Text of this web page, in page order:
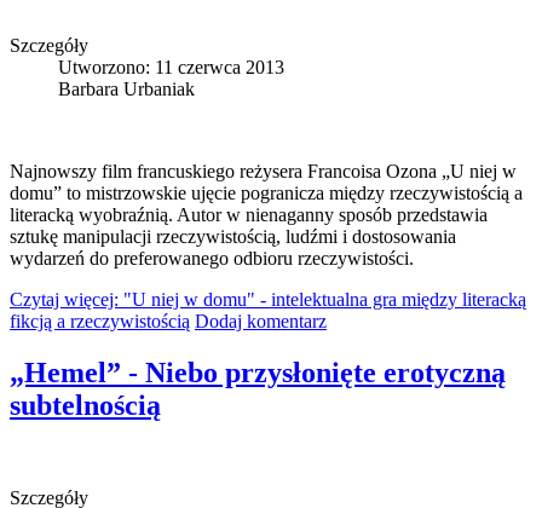
Szczegóły
Utworzono: 11 czerwca 2013
Barbara Urbaniak
Najnowszy film francuskiego reżysera Francoisa Ozona „U niej w
domu” to mistrzowskie ujęcie pogranicza między rzeczywistością a
literacką wyobraźnią. Autor w nienaganny sposób przedstawia
sztukę manipulacji rzeczywistością, ludźmi i dostosowania
wydarzeń do preferowanego odbioru rzeczywistości.
Czytaj więcej: "U niej w domu" - intelektualna gra między literacką
fikcją a rzeczywistością Dodaj komentarz
„Hemel” - Niebo przysłonięte erotyczną
subtelnością
Szczegóły